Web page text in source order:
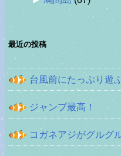
最近の投稿
台風前にたっぷり遊
ジャンプ最高！
コガネアジがグルグ